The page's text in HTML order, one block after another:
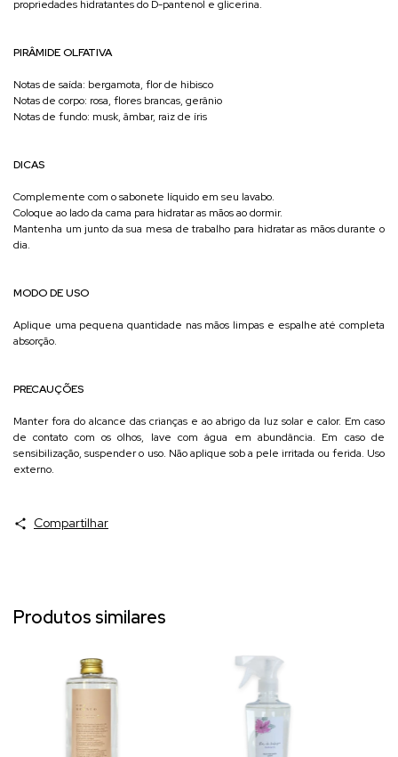
propriedades hidratantes do D-pantenol e glicerina.
PIRÂMIDE OLFATIVA
Notas de saída: bergamota, flor de hibisco
Notas de corpo: rosa, flores brancas, gerânio
Notas de fundo: musk, âmbar, raiz de íris
DICAS
Complemente com o sabonete líquido em seu lavabo.
Coloque ao lado da cama para hidratar as mãos ao dormir.
Mantenha um junto da sua mesa de trabalho para hidratar as mãos durante o
dia.
MODO DE USO
Aplique uma pequena quantidade nas mãos limpas e espalhe até completa
absorção.
PRECAUÇÕES
Manter fora do alcance das crianças e ao abrigo da luz solar e calor. Em caso
de contato com os olhos, lave com água em abundância. Em caso de
sensibilização, suspender o uso. Não aplique sob a pele irritada ou ferida. Uso
externo.
Compartilhar
Produtos similares